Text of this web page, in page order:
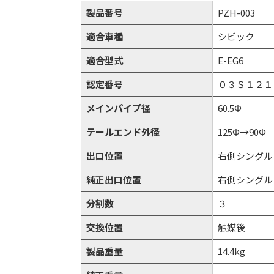
製品番号
PZH-003
適合車種
シビック
適合型式
E-EG6
認定番号
０３Ｓ１２
メインパイプ径
60.5Φ
テールエンド外径
125Φ→90Φ
出口位置
右側シングル
純正出口位置
右側シングル
分割数
３
交換位置
触媒後
製品重量
14.4kg